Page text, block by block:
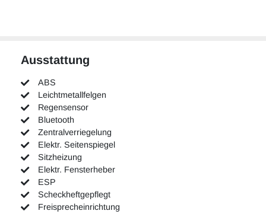
Ausstattung
ABS
Leichtmetallfelgen
Regensensor
Bluetooth
Zentralverriegelung
Elektr. Seitenspiegel
Sitzheizung
Elektr. Fensterheber
ESP
Scheckheftgepflegt
Freisprecheinrichtung